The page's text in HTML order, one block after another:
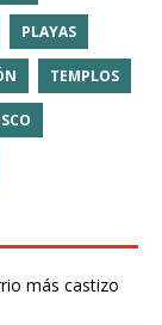
PLAYAS
TEMPLOS
más castizo